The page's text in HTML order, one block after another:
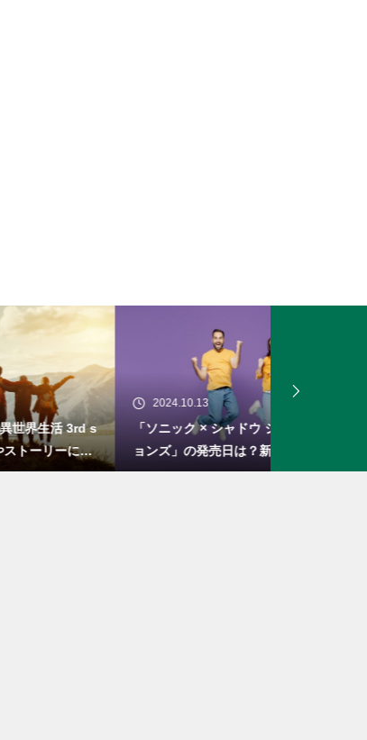
2024.10.13
「ソニック × シャドウ ジェネレーシ
ョンズ」の発売日は？新しい物語とシ
ステム
リメイク！